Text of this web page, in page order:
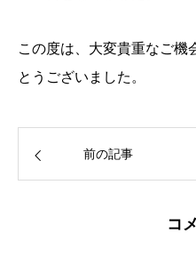
この度は、大変貴重なご機
とうございました。
前の記事
コ